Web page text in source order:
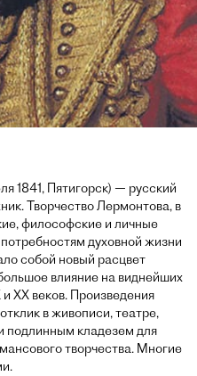
1841, Пятигорск) — русский
Творчество Лермонтова, в
философские и личные
духовной жизни
собой новый расцвет
влияние на виднейших
XX веков. Произведения
в живописи, театре,
подлинным кладезем для
творчества. Многие